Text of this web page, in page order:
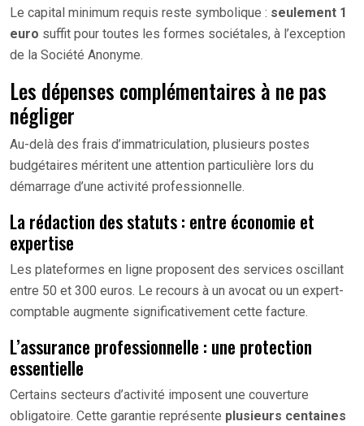
Le capital minimum requis reste symbolique : seulement 1
euro suffit pour toutes les formes sociétales, à l’exception
de la Société Anonyme.
Les dépenses complémentaires à ne pas
négliger
Au-delà des frais d’immatriculation, plusieurs postes
budgétaires méritent une attention particulière lors du
démarrage d’une activité professionnelle.
La rédaction des statuts : entre économie et
expertise
Les plateformes en ligne proposent des services oscillant
entre 50 et 300 euros. Le recours à un avocat ou un expert-
comptable augmente significativement cette facture.
L’assurance professionnelle : une protection
essentielle
Certains secteurs d’activité imposent une couverture
obligatoire. Cette garantie représente plusieurs centaines